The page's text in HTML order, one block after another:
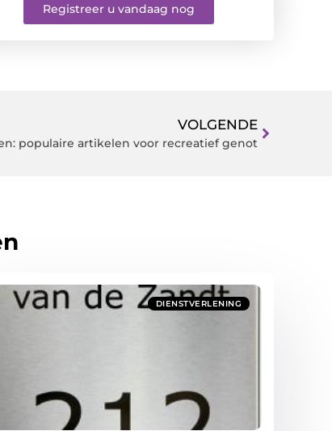
Registreer u vandaag nog
VOLGENDE
populaire artikelen voor recreatief genot
DIENSTVERLENING